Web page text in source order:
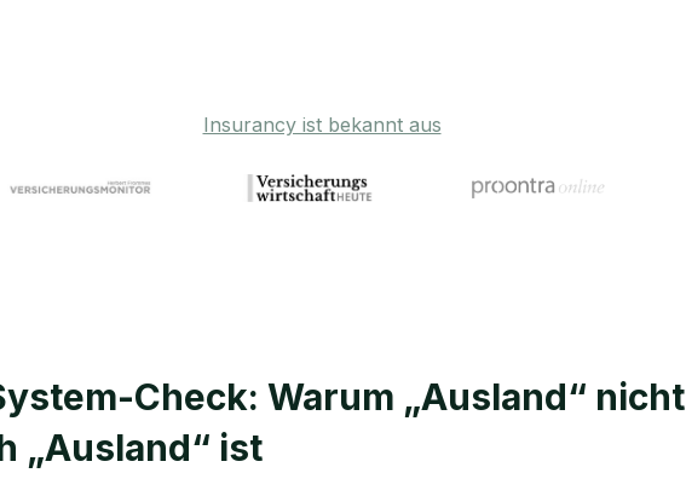
Insurancy ist bekannt aus
Check: Warum „Ausland“ nicht
„Ausland“ ist